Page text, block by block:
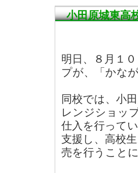
小田原城東高
明日、８月１
プが、「かな
同校では、小
レンジショッ
仕入を行って
支援し、高校
売を行うこと